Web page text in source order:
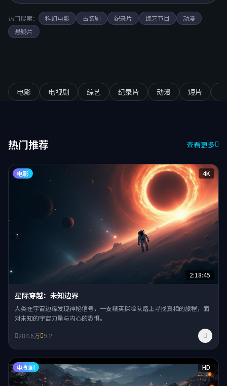
热门搜索： 科幻电影 古装剧 纪录片 综艺节目
动漫
悬疑片
电影 电视剧 综艺 纪录片 动漫 短片
热门推荐 查看更多
4K
电影
2:18:45
星际穿越：未知边界
人类在宇宙边缘发现神秘信号，一支精英探险队踏上寻找真相的旅程，面
对未知的宇宙力量与内心的恐惧。
284.6万 9.2
HD
电视剧